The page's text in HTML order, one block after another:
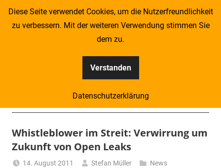
Zum
Kompass
–
Zeitung
für
Whistleblower im Streit: Verwirrung um
Zukunft von Open Leaks
14. August 2011 Stefan Müller News
Diese Seite verwendet Cookies, um die Nutzerfreundlichkeit
zu verbessern. Mit der weiteren Verwendung stimmen Sie
dem zu.
Verstanden
Datenschutzerklärung